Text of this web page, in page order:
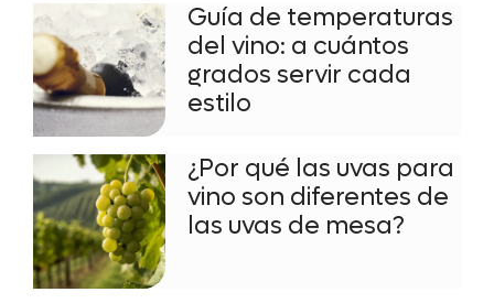
Guía de temperaturas
del vino: a cuántos
grados servir cada
estilo
¿Por qué las uvas para
vino son diferentes de
las uvas de mesa?